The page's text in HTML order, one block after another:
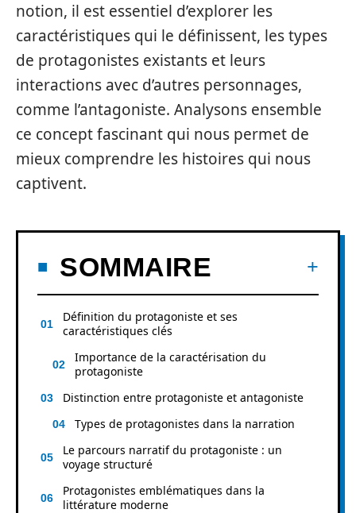
notion, il est essentiel d’explorer les
caractéristiques qui le définissent, les types
de protagonistes existants et leurs
interactions avec d’autres personnages,
comme l’antagoniste. Analysons ensemble
ce concept fascinant qui nous permet de
mieux comprendre les histoires qui nous
captivent.
SOMMAIRE
Définition du protagoniste et ses
caractéristiques clés
Importance de la caractérisation du
protagoniste
Distinction entre protagoniste et antagoniste
Types de protagonistes dans la narration
Le parcours narratif du protagoniste : un
voyage structuré
Protagonistes emblématiques dans la
littérature moderne